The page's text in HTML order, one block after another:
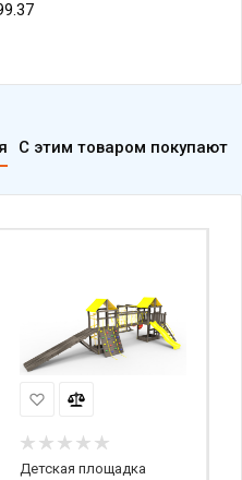
С этим товаром покупают
Детская площадка